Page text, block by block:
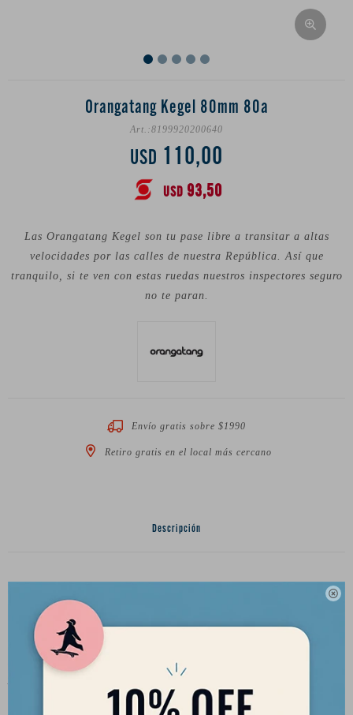

Orangatang Kegel 80mm 80a
8199920200640
USD 110,00
USD 93,50
Las Orangatang Kegel son tu pase libre a transitar a altas
velocidades por las calles de nuestra República. Así que
tranquilo, si te ven con estas ruedas nuestros inspectores seguro
no te paran.
Envío gratis sobre $1990
Retiro gratis en el local más cercano
Descripción
Ruedas recomendadas para mayor velocidad final y un buen
Características.
Diametro: 80mm
Contacto al piso: 56mm